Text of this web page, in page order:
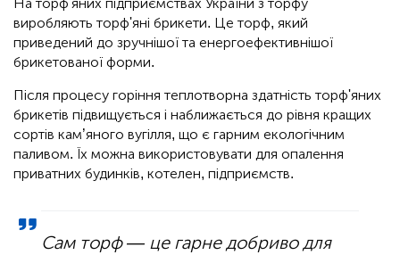
виробляють торф'яні брикети. Це торф, який
приведений до зручнішої та енергоефективнішої
брикетованої форми.
Після процесу горіння теплотворна здатність торф'яних
брикетів підвищується і наближається до рівня кращих
сортів кам’яного вугілля, що є гарним екологічним
паливом. Їх можна використовувати для опалення
приватних будинків, котелен, підприємств.
Сам торф — це гарне добриво для